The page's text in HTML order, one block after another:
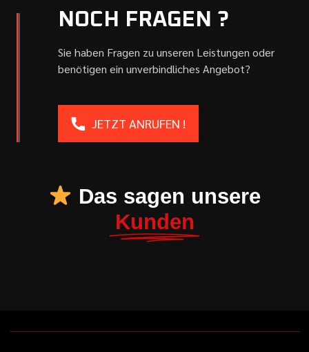
NOCH FRAGEN ?
Sie haben Fragen zu unseren Leistungen oder
benötigen ein unverbindliches Angebot?
JETZT ANRUFEN !
Das sagen unsere
Kunden